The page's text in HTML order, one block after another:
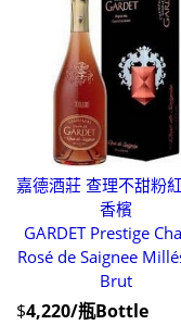
嘉德酒莊 查理不甜粉
香檳
GARDET Prestige
Rosé de Saignee
Brut
$4,220/瓶Bottle